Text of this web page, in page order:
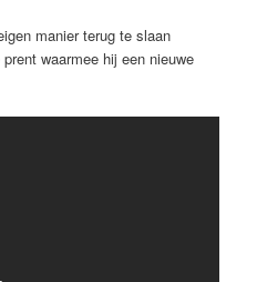
manier terug te slaan
waarmee hij een nieuwe